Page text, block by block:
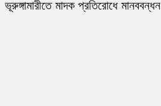
ভূরুঙ্গামারীতে মাদক প্রতিরোধে মানববন্ধন